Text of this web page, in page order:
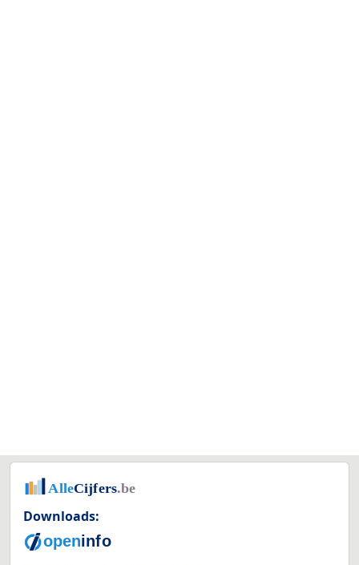
Downloads: